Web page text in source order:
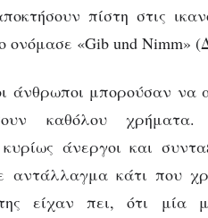
πίστη στις
ονόμασε «Gib und Nimm»
άνθρωποι μπορούσαν να
καθόλου
άνεργοι και
αντάλλαγμα κάτι που
είχαν πει, ότι μία